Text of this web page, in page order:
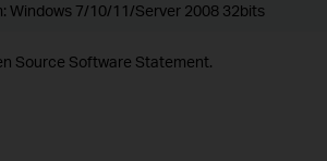
Windows 7/10/11/Server 2008 32bits
Source Software Statement.